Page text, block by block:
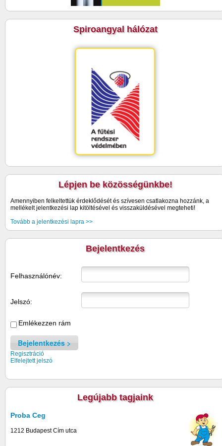
Spiroangyal hálózat
Lépjen be közösségünkbe!
Amennyiben felkeltettük érdeklődését és szívesen csatlakozna hozzánk, a
mellékelt jelentkezési lap kitöltésével és visszaküldésével megteheti!
Tovább a jelentkezési lapra >>
Bejelentkezés
Felhasználónév:
Jelszó:
Emlékezzen rám
Bejelentkezés
Regisztráció
Elfelejtett jelszó
Legújabb tagjaink
Proba Ceg
1212 Budapest Cím utca